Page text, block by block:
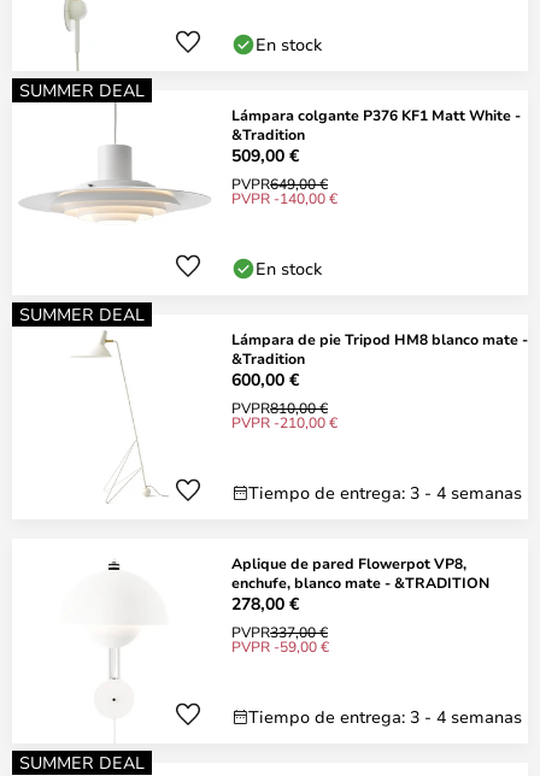
En stock
SUMMER DEAL
Lámpara colgante P376 KF1 Matt White -
&Tradition
509,00 €
PVPR649,00 €
PVPR -140,00 €
En stock
SUMMER DEAL
Lámpara de pie Tripod HM8 blanco mate -
&Tradition
600,00 €
PVPR810,00 €
PVPR -210,00 €
Tiempo de entrega: 3 - 4 semanas
Aplique de pared Flowerpot VP8,
enchufe, blanco mate - &TRADITION
278,00 €
PVPR337,00 €
PVPR -59,00 €
Tiempo de entrega: 3 - 4 semanas
SUMMER DEAL